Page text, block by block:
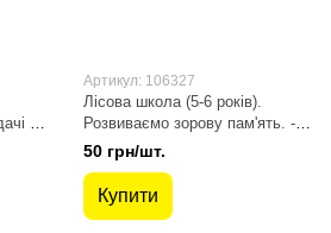
-
Артикул: 106327
Лісова школа (5-6 років).
Розвиваємо зорову пам'ять. -
Дерипаско Г.М.- Школа
(106327)
50 грн/шт.
Купити